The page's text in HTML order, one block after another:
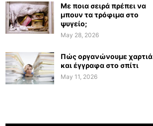
Με ποια σειρά πρέπει να
μπουν τα τρόφιμα στο
ψυγείο;
May 28, 2026
Πώς οργανώνουμε χαρτιά
και έγγραφα στο σπίτι
May 11, 2026